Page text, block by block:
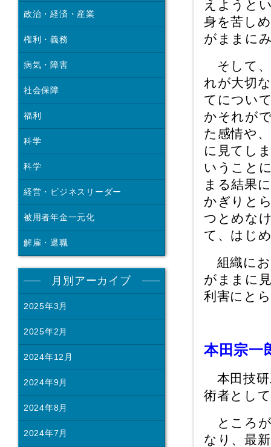
えようと
身を苦し
がままに
そして、
れが大切
てについ
かそれが
た感情や
に見てし
いうこと
まる結果
かぎりと
つとめな
て、はじ
組織にお
がままに
利害にと
本田宗一
本田技研
術者とし
ところが
なり、最
政治・経済・産業
権利・義務
病気・障害
社会保障
福利
科学
科学
経営・ビジネスリーダー
被用者年金一元化
解雇・退職
月別アーカイブ
2025年3月
2025年2月
2024年12月
2024年9月
2024年8月
2024年7月